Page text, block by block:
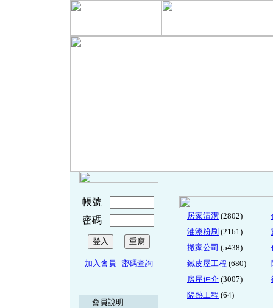
帳號
密碼
加入會員 密碼查詢
會員說明
居家清潔 (2802)
油漆粉刷 (2161)
搬家公司 (5438)
鐵皮屋工程 (680)
房屋仲介 (3007)
隔熱工程 (64)